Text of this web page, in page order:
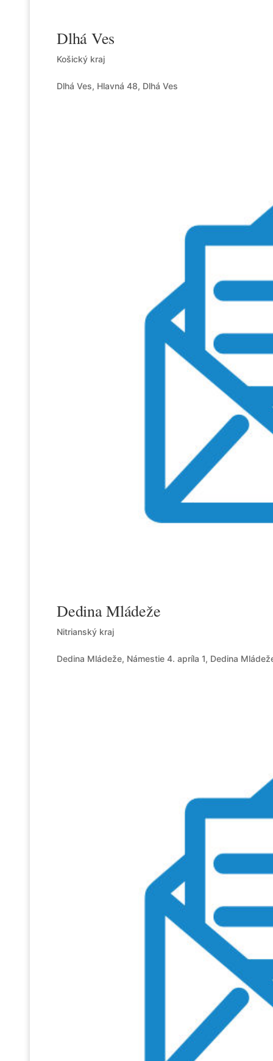
Dlhá Ves
Košický kraj
Dlhá Ves, Hlavná 48, Dlhá Ves
Dedina Mládeže
Nitrianský kraj
Dedina Mládeže, Námestie 4. apríla 1, Dedina